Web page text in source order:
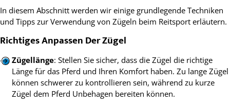
In diesem Abschnitt werden wir einige grundlegende Techniken
und Tipps zur Verwendung von Zügeln beim Reitsport erläutern.
Richtiges Anpassen Der Zügel
Zügellänge: Stellen Sie sicher, dass die Zügel die richtige
Länge für das Pferd und Ihren Komfort haben. Zu lange Zügel
können schwerer zu kontrollieren sein, während zu kurze
Zügel dem Pferd Unbehagen bereiten können.